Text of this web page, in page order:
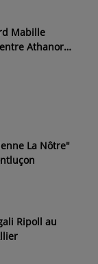
Mabille
Athanor
La Nôtre"
Ripoll au